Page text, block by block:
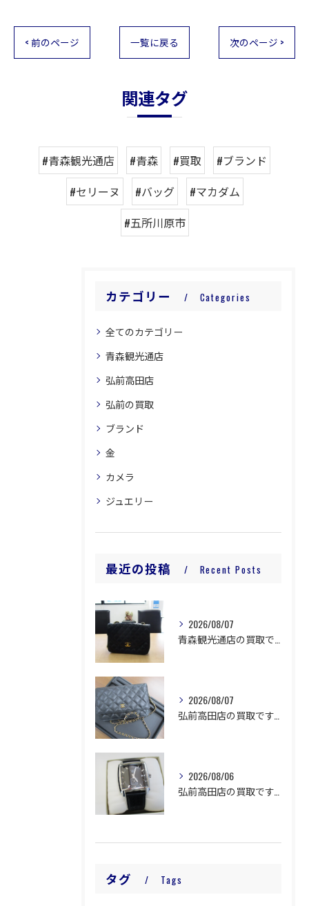
< 前のページ 一覧に戻る 次のページ >
関連タグ
#青森観光通店 #青森 #買取
#ブランド
#セリーヌ
#バッグ
#マカダム
#五所川原市
カテゴリー Categories
全てのカテゴリー
青森観光通店
弘前高田店
弘前の買取
ブランド
金
カメラ
ジュエリー
最近の投稿 Recent Posts
2026/08/07
2026/08/07
2026/08/06
タグ Tags